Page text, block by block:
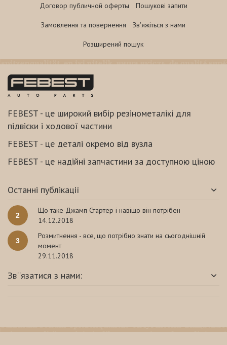
Договор публичной оферты Пошукові запити
Замовлення та повернення Зв'яжіться з нами
Розширений пошук
FEBEST - це широкий вибір резінометалікі для
підвіски і ходової частини
FEBEST - це деталі окремо від вузла
FEBEST - це надійні запчастини за доступною ціною
Останні публікації
2
Що таке Джамп Стартер і навіщо він потрібен
14.12.2018
3
Розмитнення - все, що потрібно знати на сьогоднішній
момент
29.11.2018
Зв''язатися з нами: